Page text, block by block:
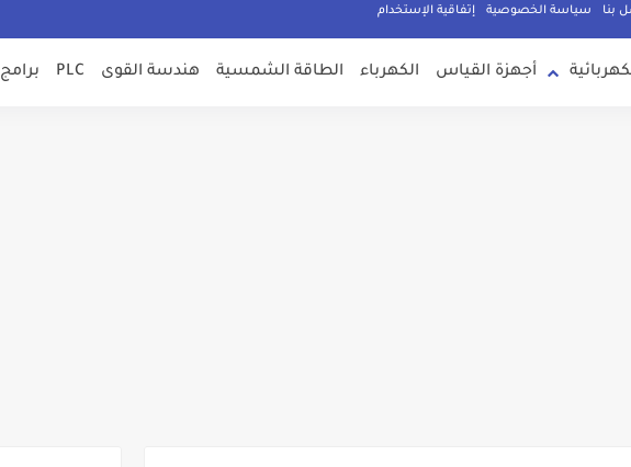
بنا سياسة الخصوصية إتفاقية الإستخدام
أجهزة القياس الكهرباء الطاقة الشمسية هندسة القوى PLC برامج